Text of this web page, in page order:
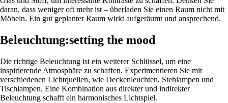
daran, dass weniger oft mehr ist – überladen Sie einen Raum nicht mit
Möbeln. Ein gut geplanter Raum wirkt aufgeräumt und ansprechend.
Beleuchtung:setting the mood
Die richtige Beleuchtung ist ein weiterer Schlüssel, um eine
inspirierende Atmosphäre zu schaffen. Experimentieren Sie mit
verschiedenen Lichtquellen, wie Deckenleuchten, Stehlampen und
Tischlampen. Eine Kombination aus direkter und indirekter
Beleuchtung schafft ein harmonisches Lichtspiel.